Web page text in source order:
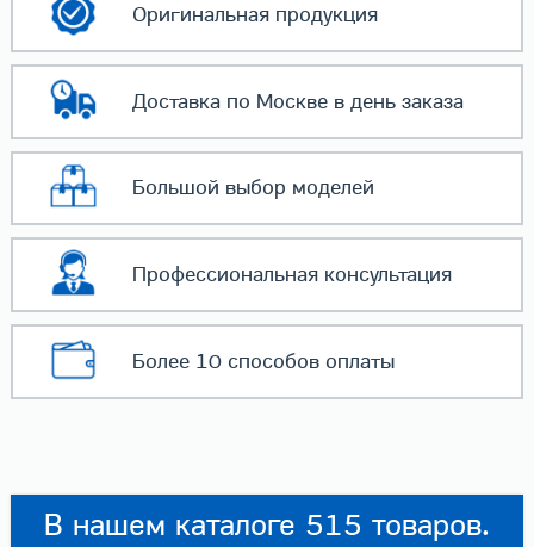
Оригинальнаяпродукция
Доставка по Москвев день заказа
Большой выбор моделей
Профессиональнаяконсультация
Более 10 способовоплаты
В нашем каталоге 515 товаров.